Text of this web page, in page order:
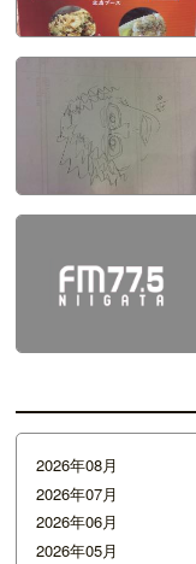
2026年08月
2026年07月
2026年06月
2026年05月